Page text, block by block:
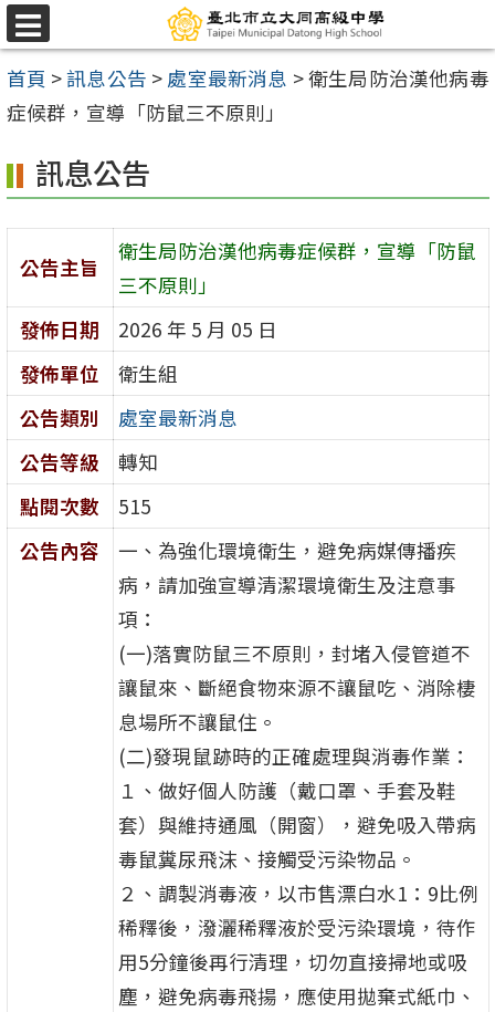
跳
至
主
要
容
區
選
單
首頁 >訊息公告 > 處室最新消息 >衛生局防治漢他病毒
症候群，宣導「防鼠三不原則」
訊息公告
公告主旨
衛生局防治漢他病毒症候群，宣導「防鼠
三不原則」
發佈日期
2026 年 5 月 05 日
發佈單位
衛生組
公告類別
處室最新消息
公告等級
轉知
點閱次數
515
公告內容
一、為強化環境衛生，避免病媒傳播疾
病，請加強宣導清潔環境衛生及注意事
項：
(一)落實防鼠三不原則，封堵入侵管道不
讓鼠來、斷絕食物來源不讓鼠吃、消除棲
息場所不讓鼠住。
(二)發現鼠跡時的正確處理與消毒作業：
１、做好個人防護（戴口罩、手套及鞋
套）與維持通風（開窗），避免吸入帶病
毒鼠糞尿飛沫、接觸受污染物品。
２、調製消毒液，以市售漂白水1：9比例
稀釋後，潑灑稀釋液於受污染環境，待作
用5分鐘後再行清理，切勿直接掃地或吸
塵，避免病毒飛揚，應使用拋棄式紙巾、